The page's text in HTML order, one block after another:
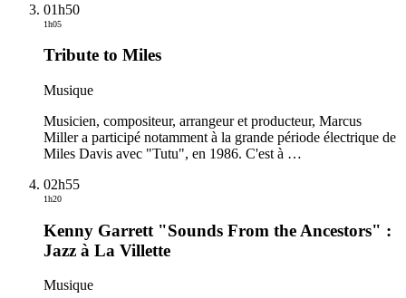
01h50
1h05
Tribute to Miles
Musique
Musicien, compositeur, arrangeur et producteur, Marcus
Miller a participé notamment à la grande période électrique de
Miles Davis avec "Tutu", en 1986. C'est à …
02h55
1h20
Kenny Garrett "Sounds From the Ancestors" :
Jazz à La Villette
Musique